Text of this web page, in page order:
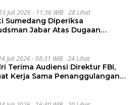
Juli 2026 - 11:36 WIB 28 Lihat
Sumedang Diperiksa
Jabar Atas Dugaan
Juli 2026 - 08:31 WIB 24 Lihat
Terima Audiensi Direktur FBI,
Kerja Sama Penanggulangan